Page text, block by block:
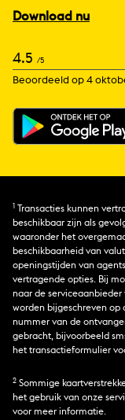
Download nu
4.5 /5
Beoordeeld op 4
Transacties kunnen
beschikbaar zijn als
waaronder het
beschikbaarheid van
openingstijden van
vertragende opties. Bij
naar de
worden bijgeschreven op
nummer van de
gebracht, bijvoorbeeld
het transactieformulier
2 Sommige
het gebruik van onze
voor meer informatie.